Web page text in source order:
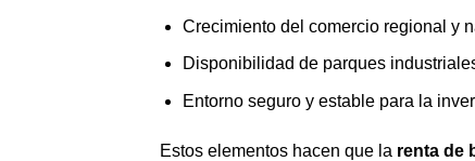
Crecimiento del comercio regional y
Disponibilidad de parques
Entorno seguro y estable para la
Estos elementos hacen que la renta de